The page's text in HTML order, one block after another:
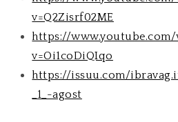
v=Q2Zisrf02ME
https://www.youtube.com/
v=Oi1coDiQIqo
https://issuu.com/
_1_-agost